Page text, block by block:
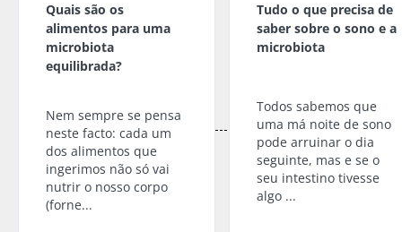
Quais são os
alimentos para uma
microbiota
equilibrada?
Nem sempre se pensa
neste facto: cada um
dos alimentos que
ingerimos não só vai
nutrir o nosso corpo
(forne...
Tudo o que precisa de
saber sobre o sono e a
microbiota
Todos sabemos que
uma má noite de sono
pode arruinar o dia
seguinte, mas e se o
seu intestino tivesse
algo ...